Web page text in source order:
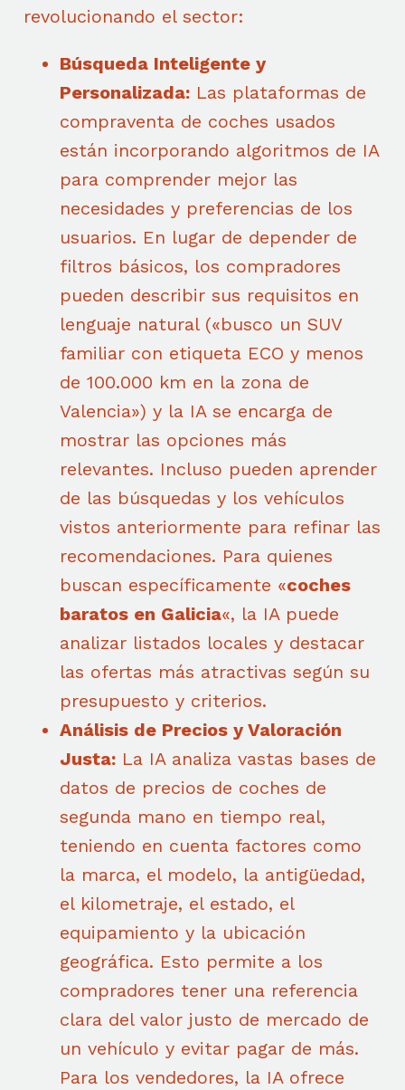
revolucionando el sector:
Búsqueda Inteligente y
Personalizada:Las plataformas de
compraventa de coches usados
están incorporando algoritmos de IA
para comprender mejor las
necesidades y preferencias de los
usuarios. En lugar de depender de
filtros básicos, los compradores
pueden describir sus requisitos en
lenguaje natural («busco un SUV
familiar con etiqueta ECO y menos
de 100.000 km en la zona de
Valencia») y la IA se encarga de
mostrar las opciones más
relevantes. Incluso pueden aprender
de las búsquedas y los vehículos
vistos anteriormente para refinar las
recomendaciones. Para quienes
buscan específicamente «coches
baratos en Galicia«, la IA puede
analizar listados locales y destacar
las ofertas más atractivas según su
presupuesto y criterios.
Análisis de Precios y Valoración
Justa:La IA analiza vastas bases de
datos de precios de coches de
segunda mano en tiempo real,
teniendo en cuenta factores como
la marca, el modelo, la antigüedad,
el kilometraje, el estado, el
equipamiento y la ubicación
geográfica. Esto permite a los
compradores tener una referencia
clara del valor justo de mercado de
un vehículo y evitar pagar de más.
Para los vendedores, la IA ofrece